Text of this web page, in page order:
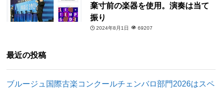
棄寸前の楽器を使用。演奏は当て
振り
2024年8月1日 69207
最近の投稿
ブルージュ国際古楽コンクールチェンバロ部門2026はスペ